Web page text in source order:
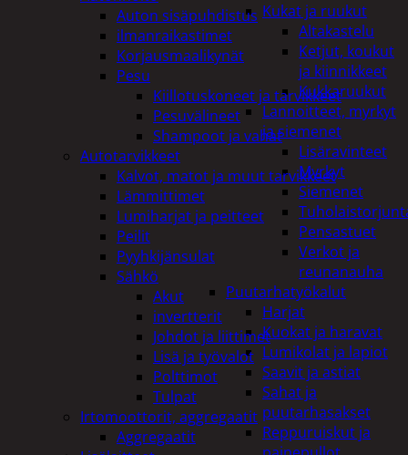
Kukat ja ruukut
Altakastelu
Ketjut, koukut
ja kiinnikkeet
Kukkaruukut
Lannoitteet, myrkyt
ja siemenet
Lisäravinteet
Myrkyt
Siemenet
Pensastuet
Verkot ja
reunanauha
Puutarhatyökalut
Harjat
Kuokat ja haravat
Lumikolat ja lapiot
Saavit ja astiat
Sahat ja
puutarhasakset
Reppuruiskut ja
Auton sisäpuhdistus
ilmanraikastimet
Korjausmaalikynät
Pesu
Kiillotuskoneet ja tarvikkeet
Pesuvälineet
Shampoot ja vahat
Autotarvikkeet
Kalvot, matot ja muut tarvikkeet
Lämmittimet
Lumiharjat ja peitteet
Peilit
Pyyhkijänsulat
Sähkö
Akut
invertterit
Johdot ja liittimet
Lisä ja työvalot
Polttimot
Tulpat
Irtomoottorit, aggregaatit
Aggregaatit